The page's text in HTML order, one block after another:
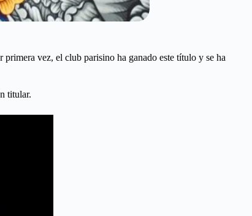
vez, el club parisino ha ganado este título y se ha
titular.